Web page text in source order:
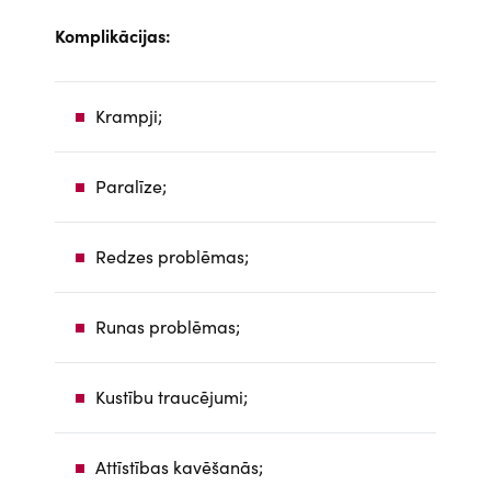
Komplikācijas:
Krampji;
Paralīze;
Redzes problēmas;
Runas problēmas;
Kustību traucējumi;
Attīstības kavēšanās;